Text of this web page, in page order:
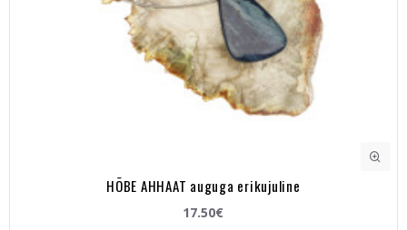
HÕBE AHHAAT auguga erikujuline
17.50€